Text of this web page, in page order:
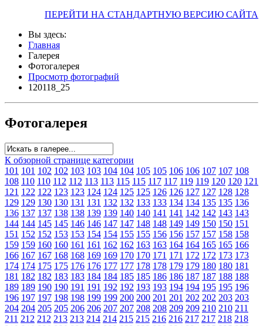
ПЕРЕЙТИ НА СТАНДАРТНУЮ ВЕРСИЮ САЙТА
Вы здесь:
Главная
Галерея
Фотогалерея
Просмотр фотографий
120118_25
Фотогалерея
К обзорной странице категории
101 101 102 102 103 103 104 104 105 105 106 106 107 107 108
108 110 110 112 112 113 113 115 115 117 117 119 119 120 120 121
121 122 122 123 123 124 124 125 125 126 126 127 127 128 128
129 129 130 130 131 131 132 132 133 133 134 134 135 135 136
136 137 137 138 138 139 139 140 140 141 141 142 142 143 143
144 144 145 145 146 146 147 147 148 148 149 149 150 150 151
151 152 152 153 153 154 154 155 155 156 156 157 157 158 158
159 159 160 160 161 161 162 162 163 163 164 164 165 165 166
166 167 167 168 168 169 169 170 170 171 171 172 172 173 173
174 174 175 175 176 176 177 177 178 178 179 179 180 180 181
181 182 182 183 183 184 184 185 185 186 186 187 187 188 188
189 189 190 190 191 191 192 192 193 193 194 194 195 195 196
196 197 197 198 198 199 199 200 200 201 201 202 202 203 203
204 204 205 205 206 206 207 207 208 208 209 209 210 210 211
211 212 212 213 213 214 214 215 215 216 216 217 217 218 218